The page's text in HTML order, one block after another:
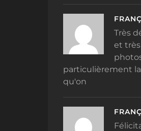
Très
et
particulièrement
qu'on